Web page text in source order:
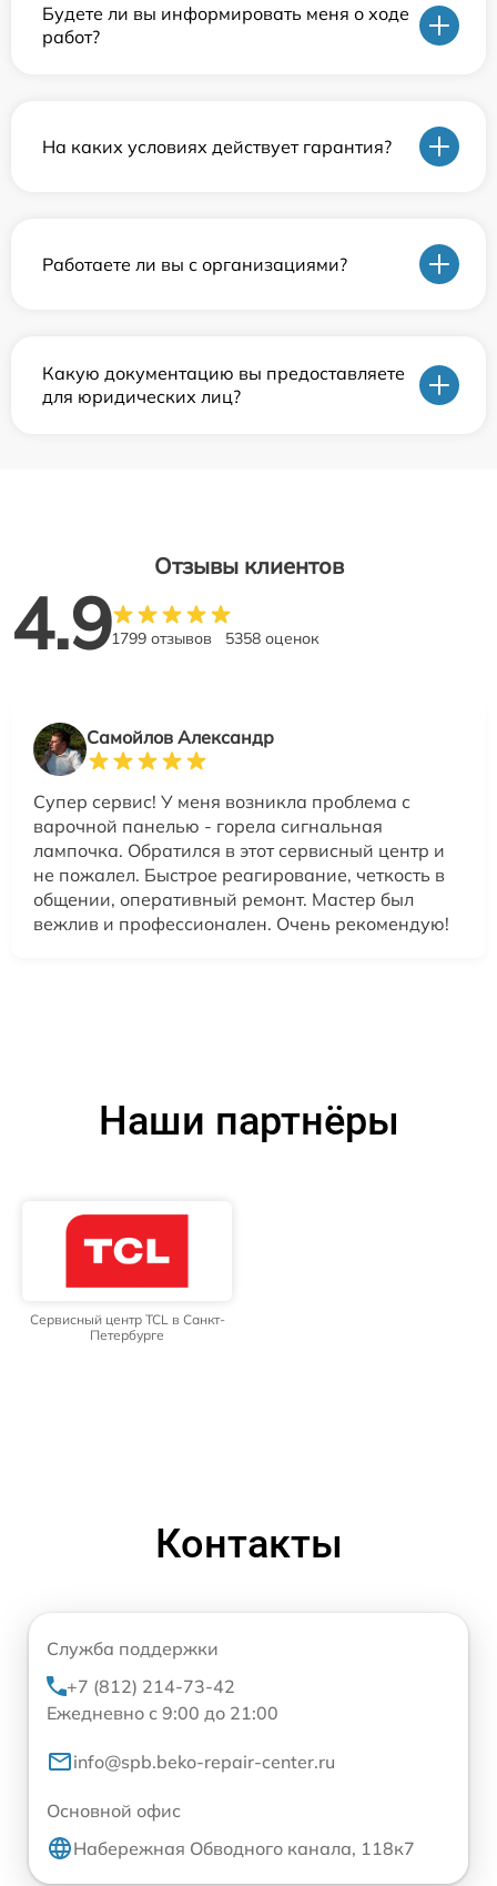
Будете ли вы информировать меня о ходе
работ?
На каких условиях действует гарантия?
Работаете ли вы с организациями?
Какую документацию вы предоставляете
для юридических лиц?
Отзывы клиентов
4.91799 отзывов 5358 оценок
Самойлов Александр
Супер сервис! У меня возникла проблема с
варочной панелью - горела сигнальная
лампочка. Обратился в этот сервисный центр и
не пожалел. Быстрое реагирование, четкость в
общении, оперативный ремонт. Мастер был
вежлив и профессионален. Очень рекомендую!
Наши партнёры
Сервисный центр TCL в Санкт-
Петербурге
Контакты
Служба поддержки
+7 (812) 214-73-42
Ежедневно с 9:00 до 21:00
info@spb.beko-repair-center.ru
Основной офис
Набережная Обводного канала, 118к7